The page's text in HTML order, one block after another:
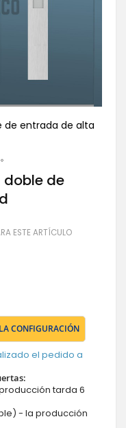
de entrada de alta
doble de
ESTE ARTÍCULO
CONFIGURACIÓN
el pedido a
tarda 6
- la producción